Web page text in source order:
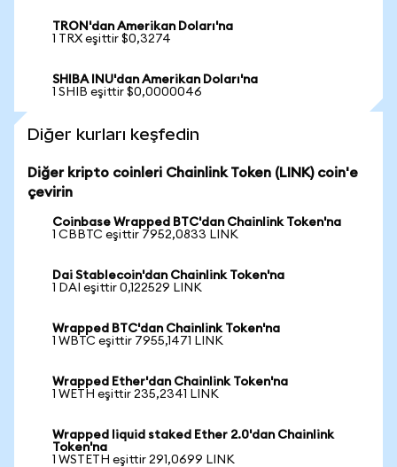
TRON'dan Amerikan Doları'na
1 TRX eşittir $0,3274
SHIBA INU'dan Amerikan Doları'na
1 SHIB eşittir $0,0000046
Diğer kurları keşfedin
Diğer kripto coinleri Chainlink Token (LINK) coin'e
çevirin
Coinbase Wrapped BTC'dan Chainlink Token'na
1 CBBTC eşittir 7952,0833 LINK
Dai Stablecoin'dan Chainlink Token'na
1 DAI eşittir 0,122529 LINK
Wrapped BTC'dan Chainlink Token'na
1 WBTC eşittir 7955,1471 LINK
Wrapped Ether'dan Chainlink Token'na
1 WETH eşittir 235,2341 LINK
Wrapped liquid staked Ether 2.0'dan Chainlink
Token'na
1 WSTETH eşittir 291,0699 LINK